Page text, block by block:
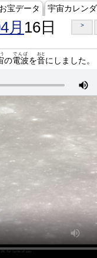
お宝データ 宇宙カレン
月 16日 >
の電波
でんぱ
を音
おと
にしました。